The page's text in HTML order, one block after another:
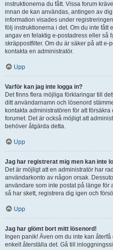
instruktionerna du fått. Vissa forum
innan de kan användas, antingen av
information visades under
följ instruktionerna i det. Om du inte fått
angav en felaktig e-postadress eller så
skräppostfilter. Om du är säker på att
kontakta en administratör.
Upp
Varför kan jag inte logga in?
Det finns flera möjliga förklaringar till
ditt användarnamn och lösenord
kontakta administratören för att
forumet. Det är också möjligt att
behöver åtgärda detta.
Upp
Jag har registrerat mig men kan inte
Det är möjligt att en administratör har
användarkonto av någon orsak.
användare som inte postat på länge för
så har skett, registrera dig igen och
Upp
Jag har glömt bort mitt lösenord!
Ingen panik! Även om du inte kan
enkelt återställa det. Gå till